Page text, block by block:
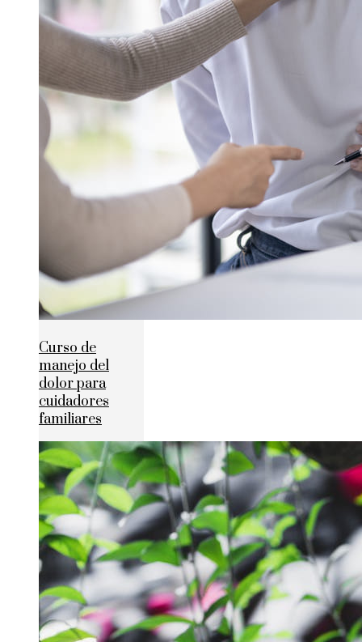
Curso de
manejo del
dolor para
cuidadores
familiares